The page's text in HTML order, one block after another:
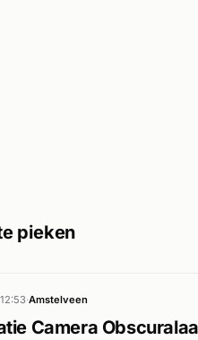
pieken
·Amstelveen
Camera